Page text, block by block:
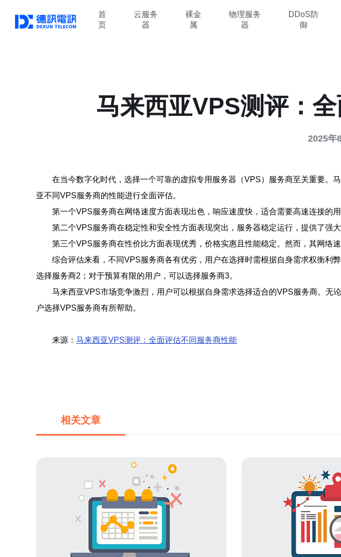
首
页
云服务
器
裸金
属
物理服务
器
DDoS防
御
马来西亚VPS测评：
2025年
在当今数字化时代，选择一个可靠的虚拟专用服务器（VPS）服务商至关重要
亚不同VPS服务商的性能进行全面评估。
第一个VPS服务商在网络速度方面表现出色，响应速度快，适合需要高速连接的
第二个VPS服务商在稳定性和安全性方面表现突出，服务器稳定运行，提供了强
第三个VPS服务商在性价比方面表现优秀，价格实惠且性能稳定。然而，其网络
综合评估来看，不同VPS服务商各有优劣，用户在选择时需根据自身需求权衡利
选择服务商2；对于预算有限的用户，可以选择服务商3。
马来西亚VPS市场竞争激烈，用户可以根据自身需求选择适合的VPS服务商。无
户选择VPS服务商有所帮助。
来源： 马来西亚VPS测评：全面评估不同服务商性能
相关文章